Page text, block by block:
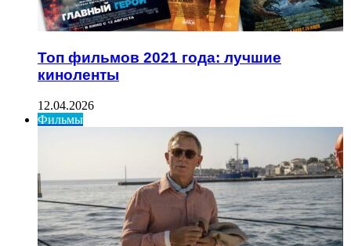
Топ фильмов 2021 года: лучшие
киноленты
12.04.2026
Фильмы